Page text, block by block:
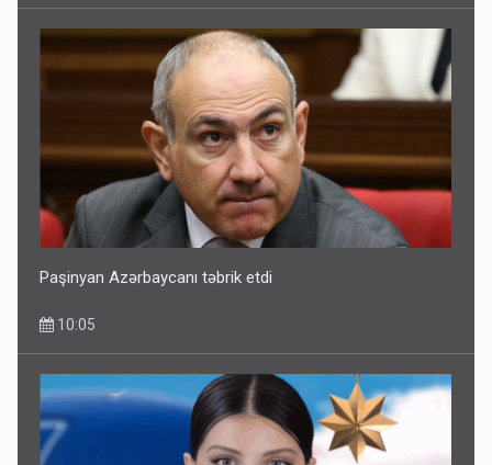
Paşinyan Azərbaycanı təbrik etdi
10:05